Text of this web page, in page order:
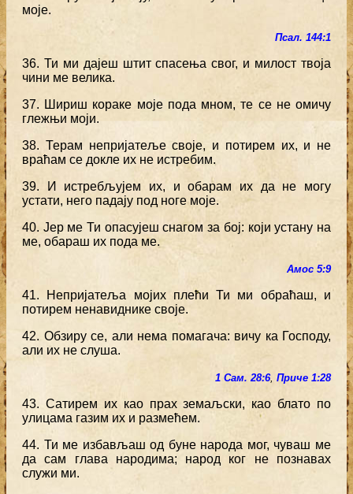
моје.
Псал. 144:1
36. Ти ми дајеш штит спасења свог, и милост твоја
чини ме велика.
37. Шириш кораке моје пода мном, те се не омичу
глежњи моји.
38. Терам непријатеље своје, и потирем их, и не
враћам се докле их не истребим.
39. И истребљујем их, и обарам их да не могу
устати, него падају под ноге моје.
40. Јер ме Ти опасујеш снагом за бој: који устану на
ме, обараш их пода ме.
Амос 5:9
41. Непријатеља мојих плећи Ти ми обраћаш, и
потирем ненавиднике своје.
42. Обзиру се, али нема помагача: вичу ка Господу,
али их не слуша.
1 Сам. 28:6, Приче 1:28
43. Сатирем их као прах земаљски, као блато по
улицама газим их и размећем.
44. Ти ме избављаш од буне народа мог, чуваш ме
да сам глава народима; народ ког не познавах
служи ми.